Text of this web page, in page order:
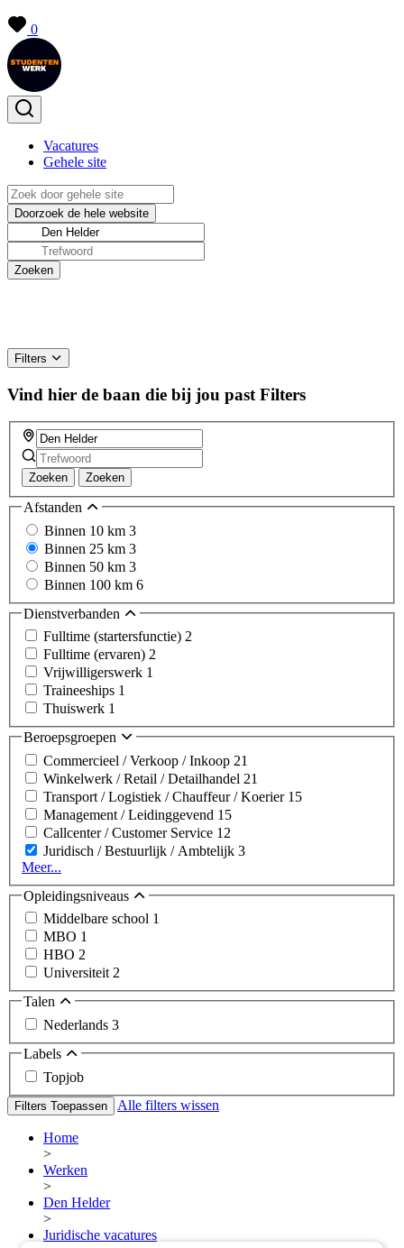
0
Vacatures
Gehele site
Filters
Vind hier de baan die bij jou past Filters
Zoeken Zoeken
Afstanden
Binnen 10 km 3
Binnen 25 km 3
Binnen 50 km 3
Binnen 100 km 6
Dienstverbanden
Fulltime (startersfunctie) 2
Fulltime (ervaren) 2
Vrijwilligerswerk 1
Traineeships 1
Thuiswerk 1
Beroepsgroepen
Commercieel / Verkoop / Inkoop 21
Winkelwerk / Retail / Detailhandel 21
Transport / Logistiek / Chauffeur / Koerier 15
Management / Leidinggevend 15
Callcenter / Customer Service 12
Juridisch / Bestuurlijk / Ambtelijk 3
Meer...
Opleidingsniveaus
Middelbare school 1
MBO 1
HBO 2
Universiteit2
Talen
Nederlands 3
Labels
Topjob
Filters Toepassen Alle filters wissen
Home
>
Werken
>
Den Helder
>
Juridische vacatures